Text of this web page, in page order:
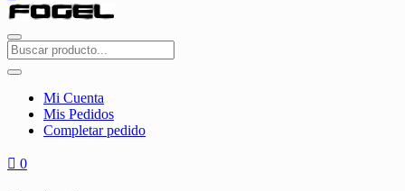
Mi Cuenta
Mis Pedidos
Completar pedido
0